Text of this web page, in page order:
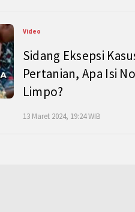
Video
Sidang Eksepsi
Pertanian, Apa Isi
Limpo?
13 Maret 2024, 19:24 WIB